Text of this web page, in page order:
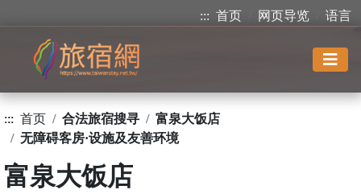
::: 首页 网页导览 语言
::: 首页 合法旅宿搜寻
富泉大饭店
无障碍客房·设施及友善环境
富泉大饭店